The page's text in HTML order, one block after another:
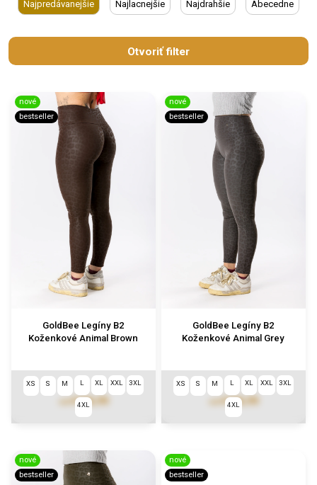
Najpredávanejšie Najlacnejšie Najdrahšie Abecedne
Otvoriť filter
nové
bestseller
GoldBee Legíny B2
Koženkové Animal Brown
€106,90
XS S M L XL XXL 3XL
4XL
nové
bestseller
GoldBee Legíny B2
Koženkové Animal Grey
€106,90
XS S M L XL XXL 3XL
4XL
nové
bestseller
nové
bestseller